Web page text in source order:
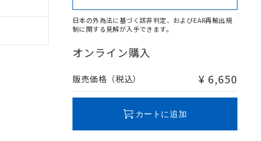
日本の外為法に基づく該非判定、およびEAR再輸出規
制に関する見解が入手できます。
オンライン購入
販売価格（税込） ¥ 6,650
カートに追加